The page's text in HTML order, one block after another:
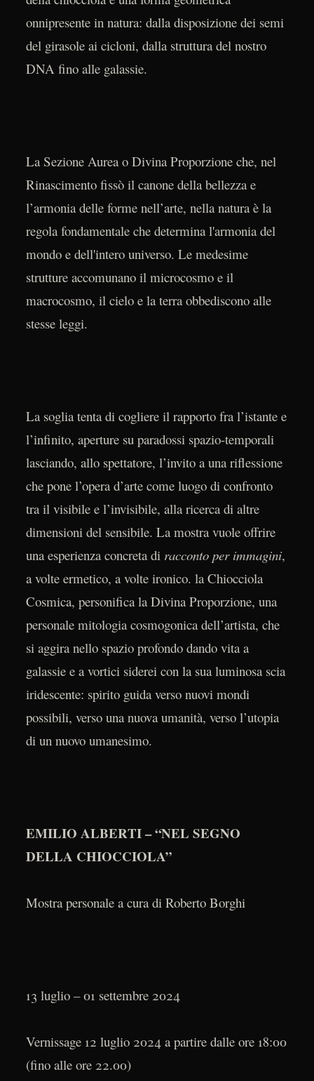
onnipresente in natura: dalla disposizione dei semi
del girasole ai cicloni, dalla struttura del nostro
DNA fino alle galassie.
La Sezione Aurea o Divina Proporzione che, nel
Rinascimento fissò il canone della bellezza e
l’armonia delle forme nell’arte, nella natura è la
regola fondamentale che determina l'armonia del
mondo e dell'intero universo. Le medesime
strutture accomunano il microcosmo e il
macrocosmo, il cielo e la terra obbediscono alle
stesse leggi.
La soglia tenta di cogliere il rapporto fra l’istante e
l’infinito, aperture su paradossi spazio-temporali
lasciando, allo spettatore, l’invito a una riflessione
che pone l’opera d’arte come luogo di confronto
tra il visibile e l’invisibile, alla ricerca di altre
dimensioni del sensibile. La mostra vuole offrire
una esperienza concreta di racconto per immagini,
a volte ermetico, a volte ironico. la Chiocciola
Cosmica, personifica la Divina Proporzione, una
personale mitologia cosmogonica dell’artista, che
si aggira nello spazio profondo dando vita a
galassie e a vortici siderei con la sua luminosa scia
iridescente: spirito guida verso nuovi mondi
possibili, verso una nuova umanità, verso l’utopia
di un nuovo umanesimo.
EMILIO ALBERTI – “NEL SEGNO
DELLA CHIOCCIOLA”
Mostra personale a cura di Roberto Borghi
13 luglio – 01 settembre 2024
Vernissage 12 luglio 2024 a partire dalle ore 18:00
(fino alle ore 22.00)